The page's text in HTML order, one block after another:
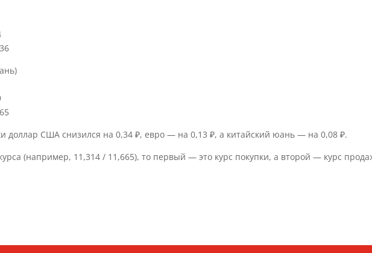
доллар США снизился на 0,34 ₽, евро — на 0,13 ₽, а китайский юань — на 0,08 ₽.
(например, 11,314 / 11,665), то первый — это курс покупки, а второй — курс